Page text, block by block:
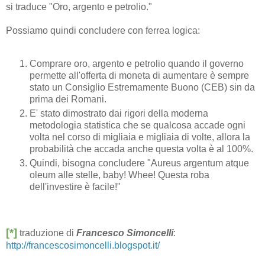
si traduce "Oro, argento e petrolio."
Possiamo quindi concludere con ferrea logica:
Comprare oro, argento e petrolio quando il governo
permette all'offerta di moneta di aumentare è sempre
stato un Consiglio Estremamente Buono (CEB) sin da
prima dei Romani.
E' stato dimostrato dai rigori della moderna
metodologia statistica che se qualcosa accade ogni
volta nel corso di migliaia e migliaia di volte, allora la
probabilità che accada anche questa volta è al 100%.
Quindi, bisogna concludere "Aureus argentum atque
oleum alle stelle, baby! Whee! Questa roba
dell'investire è facile!"
[*] traduzione di Francesco Simoncelli:
http://francescosimoncelli.blogspot.it/